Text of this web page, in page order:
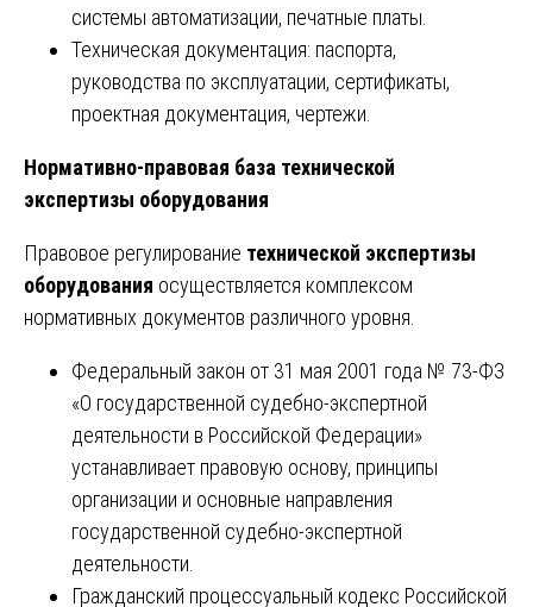
системы автоматизации, печатные платы.
Техническая документация: паспорта,
руководства по эксплуатации, сертификаты,
проектная документация, чертежи.
Нормативно-правовая база технической
экспертизы оборудования
Правовое регулирование технической экспертизы
оборудования осуществляется комплексом
нормативных документов различного уровня.
Федеральный закон от 31 мая 2001 года № 73-ФЗ
«О государственной судебно-экспертной
деятельности в Российской Федерации»
устанавливает правовую основу, принципы
организации и основные направления
государственной судебно-экспертной
деятельности.
Гражданский процессуальный кодекс Российской